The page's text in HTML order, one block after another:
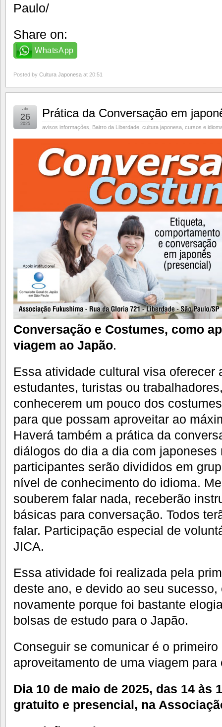
Paulo/
Share on:
WhatsApp
Posted by Cultura Japonesa at 20:51
Prática da Conversação em
avisos informações Bairro da Liberdade cultura japonesa cursos e
abr
26
2025
Conversação e Costumes, como
viagem ao Japão.
Essa atividade cultural visa oferecer
estudantes, turistas ou
conhecerem um pouco dos
para que possam aproveitar ao
Haverá também a prática da
diálogos do dia a dia com japoneses
participantes serão divididos em
nível de conhecimento do idioma.
souberem falar nada, receberão
básicas para conversação. Todos
falar. Participação especial de
JICA.
Essa atividade foi realizada pela
deste ano, e devido ao seu
novamente porque foi bastante
bolsas de estudo para o Japão.
Conseguir se comunicar é o
aproveitamento de uma viagem para
Dia 10 de maio de 2025, das 14 às
gratuito e presencial, na